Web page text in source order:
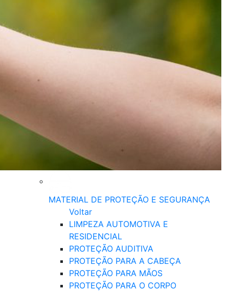
MATERIAL DE PROTEÇÃO E SEGURANÇA
Voltar
LIMPEZA AUTOMOTIVA E
RESIDENCIAL
PROTEÇÃO AUDITIVA
PROTEÇÃO PARA A CABEÇA
PROTEÇÃO PARA MÃOS
PROTEÇÃO PARA O CORPO